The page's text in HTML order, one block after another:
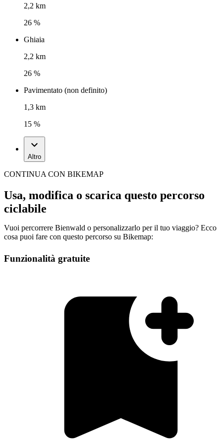
2,2 km
26 %
Ghiaia
2,2 km
26 %
Pavimentato (non definito)
1,3 km
15 %
Altro
CONTINUA CON BIKEMAP
Usa, modifica o scarica questo percorso
ciclabile
Vuoi percorrere Bienwald o personalizzarlo per il tuo viaggio? Ecco
cosa puoi fare con questo percorso su Bikemap:
Funzionalità gratuite